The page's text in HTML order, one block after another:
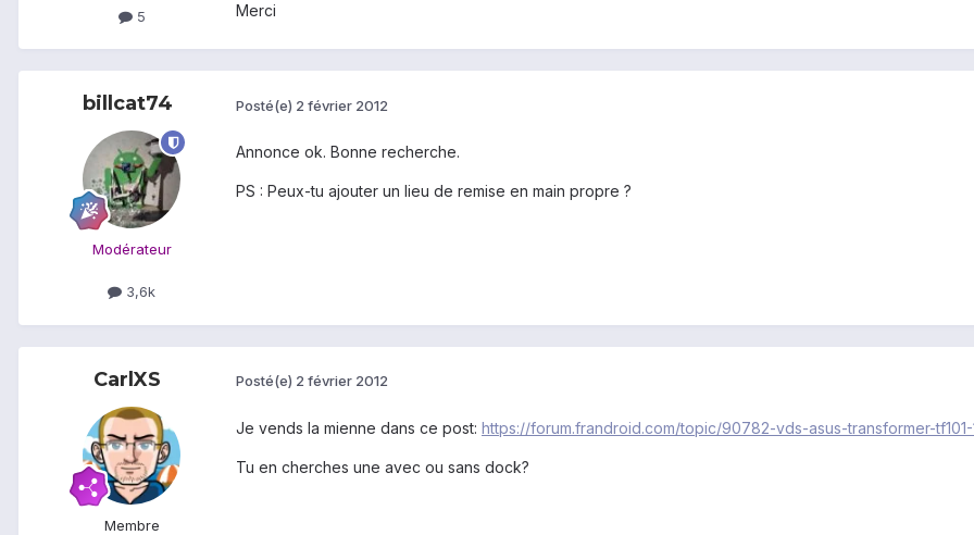
5 Merci
billcat74
Modérateur
3,6k
Posté(e) 2 février 2012
Annonce ok. Bonne recherche.
PS : Peux-tu ajouter un lieu de remise en main propre ?
CarlXS
Membre
Posté(e) 2 février 2012
Je vends la mienne dans ce post: https://forum.frandroid.com/topic/90782-vds-asus-transformer-
Tu en cherches une avec ou sans dock?